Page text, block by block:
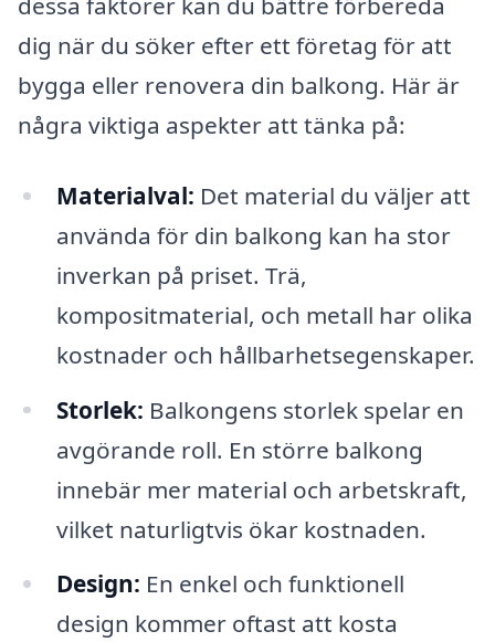
dig när du söker efter ett företag för att
bygga eller renovera din balkong. Här är
några viktiga aspekter att tänka på:
Materialval: Det material du väljer att
använda för din balkong kan ha stor
inverkan på priset. Trä,
kompositmaterial, och metall har olika
kostnader och hållbarhetsegenskaper.
Storlek: Balkongens storlek spelar en
avgörande roll. En större balkong
innebär mer material och arbetskraft,
vilket naturligtvis ökar kostnaden.
Design: En enkel och funktionell
design kommer oftast att kosta